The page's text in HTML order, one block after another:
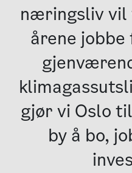
næringsliv vil
årene
gjør vi Oslo
by å bo,